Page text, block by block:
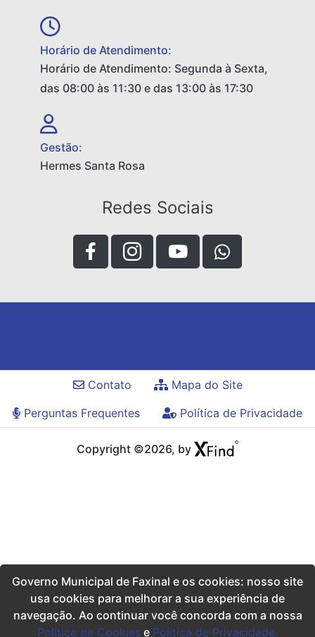
Horário de Atendimento:
Horário de Atendimento: Segunda à Sexta,
das 08:00 às 11:30 e das 13:00 às 17:30
Gestão:
Hermes Santa Rosa
Redes Sociais
Contato
Mapa do Site
Perguntas Frequentes
Política de Privacidade
Copyright ©2026, by
Governo Municipal de Faxinal e os cookies: nosso site
usa cookies para melhorar a sua experiência de
navegação. Ao continuar você concorda com a nossa
Política de Cookies e Política de Privacidade.